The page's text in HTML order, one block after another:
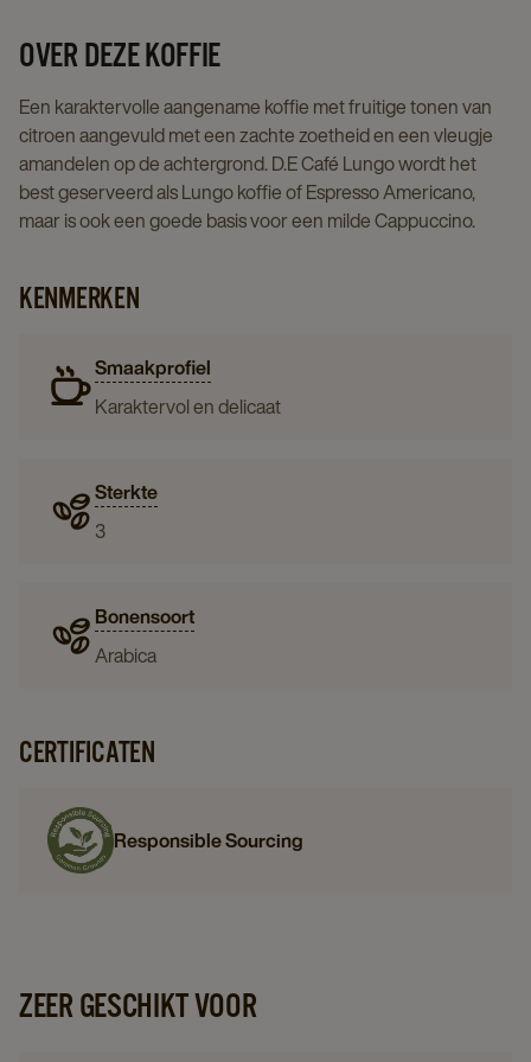
OVER DEZE KOFFIE
Een karaktervolle aangename koffie met fruitige tonen van
citroen aangevuld met een zachte zoetheid en een vleugje
amandelen op de achtergrond. D.E Café Lungo wordt het
best geserveerd als Lungo koffie of Espresso Americano,
maar is ook een goede basis voor een milde Cappuccino.
KENMERKEN
Smaakprofiel
Karaktervol en delicaat
Sterkte
3
Bonensoort
Arabica
CERTIFICATEN
Responsible Sourcing
ZEER GESCHIKT VOOR